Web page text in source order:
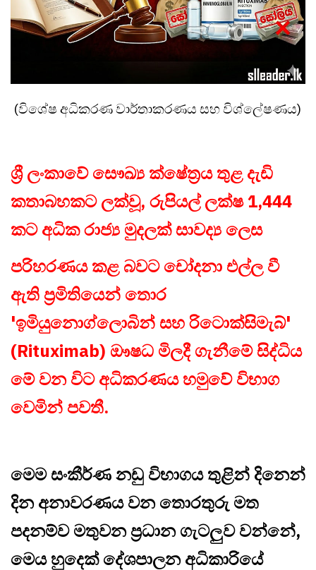
(විශේෂ අධිකරණ වාර්තාකරණය සහ විශ්ලේෂණය)
ශ්‍රී ලංකාවේ සෞඛ්‍ය ක්ෂේත්‍රය තුළ දැඩි
කතාබහකට ලක්වූ, රුපියල් ලක්ෂ 1,444
කට අධික රාජ්‍ය මුදලක් සාවද්‍ය ලෙස
පරිහරණය කළ බවට චෝදනා එල්ල වී
ඇති ප්‍රමිතියෙන් තොර
'ඉමියුනොග්ලොබින් සහ රිටොක්සිමැබ්'
(Rituximab) ඖෂධ මිලදී ගැනීමේ සිද්ධිය
මේ වන විට අධිකරණය හමුවේ විභාග
වෙමින් පවතී.
මෙම සංකීර්ණ නඩු විභාගය තුළින් දිනෙන්
දින අනාවරණය වන තොරතුරු මත
පදනම්ව මතුවන ප්‍රධාන ගැටලුව වන්නේ,
මෙය හුදෙක් දේශපාලන අධිකාරියේ